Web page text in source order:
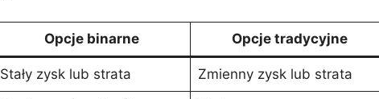
Opcje binarne Opcje tradycyjne
Stały zysk lub strata Zmienny zysk lub strata